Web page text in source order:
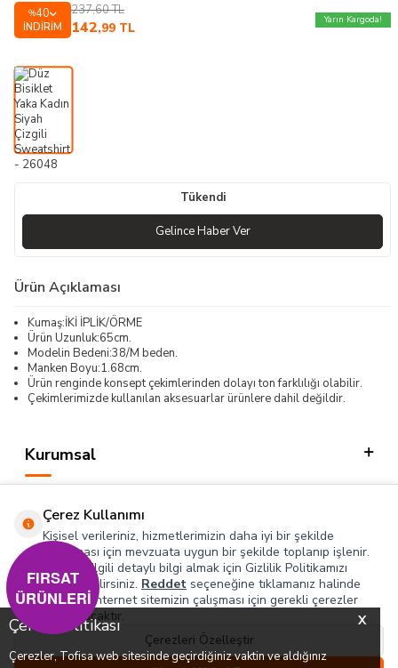
X
Çerez Politikası
Çerezler, Tofisa web sitesinde geçirdiğiniz vaktin ve aldığınız
0
%40
İNDIRIM
237,60TL
142,99 TL
Yarın Kargoda!
Tükendi
Gelince Haber Ver
Ürün Açıklaması
Kumaş:İKİ İPLİK/ÖRME
Ürün Uzunluk:65cm.
Modelin Bedeni:38/M beden.
Manken Boyu:1.68cm.
Ürün renginde konsept çekimlerinden dolayı ton farklılığı olabilir.
Çekimlerimizde kullanılan aksesuarlar ürünlere dahil değildir.
Kurumsal
Hızlı Erişim
Sosyal
Adres & İletişim
Çerez Kullanımı
Kişisel verileriniz, hizmetlerimizin daha iyi bir şekilde
sunulması için mevzuata uygun bir şekilde toplanıp işlenir.
Konuyla ilgili detaylı bilgi almak için Gizlilik Politikamızı
inceleyebilirsiniz. Reddet seçeneğine tıklamanız halinde
yalnızca internet sitemizin çalışması için gerekli çerezler
kullanılacaktır.
Çerezleri Özelleştir
FIRSAT
ÜRÜNLERİ